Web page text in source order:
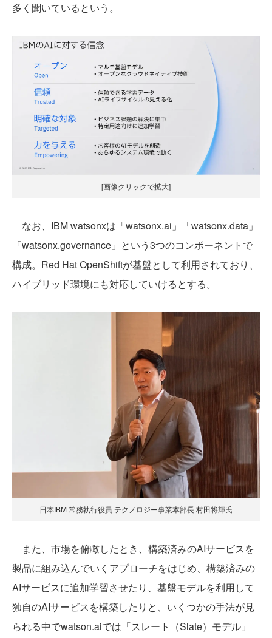
多く聞いているという。
[画像クリックで拡大]
なお、IBM watsonxは「watsonx.ai」「watsonx.data」
「watsonx.governance」という3つのコンポーネントで
構成。Red Hat OpenShiftが基盤として利用されており、
ハイブリッド環境にも対応していけるとする。
日本IBM 常務執行役員 テクノロジー事業本部長 村田将輝氏
また、市場を俯瞰したとき、構築済みのAIサービスを
製品に組み込んでいくアプローチをはじめ、構築済みの
AIサービスに追加学習させたり、基盤モデルを利用して
独自のAIサービスを構築したりと、いくつかの手法が見
られる中でwatson.aiでは「スレート（Slate）モデル」